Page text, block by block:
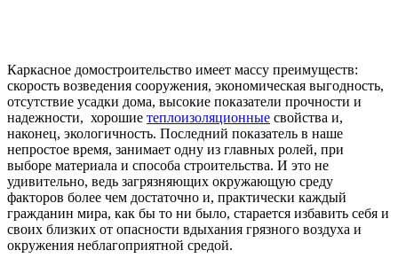
Каркасное домостроительство имеет массу преимуществ:
скорость возведения сооружения, экономическая выгодность,
отсутствие усадки дома, высокие показатели прочности и
надежности, хорошие теплоизоляционные свойства и,
наконец, экологичность. Последний показатель в наше
непростое время, занимает одну из главных ролей, при
выборе материала и способа строительства. И это не
удивительно, ведь загрязняющих окружающую среду
факторов более чем достаточно и, практически каждый
гражданин мира, как бы то ни было, старается избавить себя и
своих близких от опасности вдыхания грязного воздуха и
окружения неблагоприятной средой.